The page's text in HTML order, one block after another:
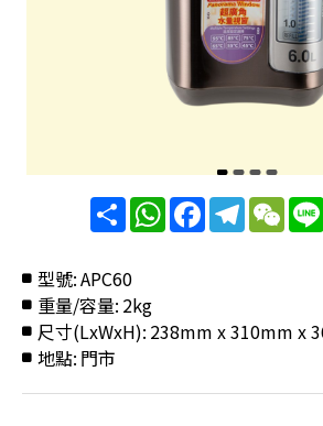
分
享
WhatsAppFacebookTelegram
型號:APC60
重量/容量: 2kg
尺寸(LxWxH): 238mm x 310mm x
地點: 門市